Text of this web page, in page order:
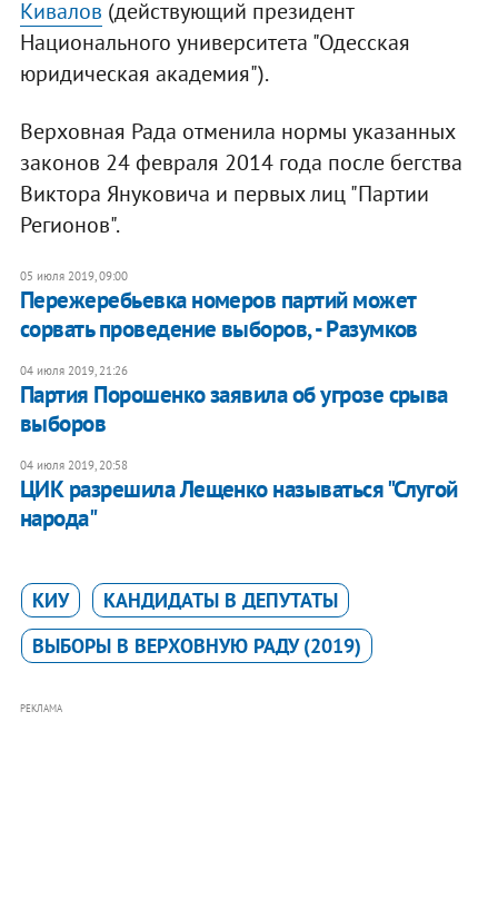
Кивалов (действующий президент
Национального университета "Одесская
юридическая академия").
Верховная Рада отменила нормы указанных
законов 24 февраля 2014 года после бегства
Виктора Януковича и первых лиц "Партии
Регионов".
05 июля 2019, 09:00
Пережеребьевка номеров партий может
сорвать проведение выборов, - Разумков
04 июля 2019, 21:26
Партия Порошенко заявила об угрозе срыва
выборов
04 июля 2019, 20:58
ЦИК разрешила Лещенко называться "Слугой
народа"
КИУ
КАНДИДАТЫ В ДЕПУТАТЫ
ВЫБОРЫ В ВЕРХОВНУЮ РАДУ (2019)
РЕКЛАМА